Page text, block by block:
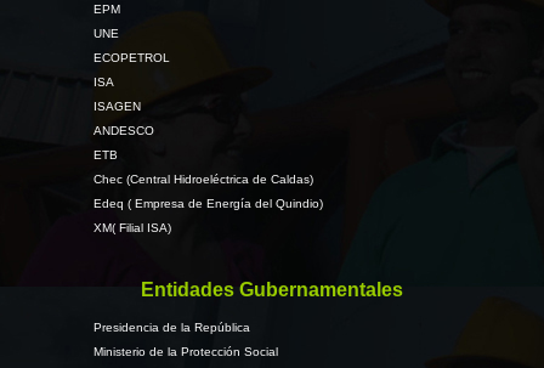
EPM
UNE
ECOPETROL
ISA
ISAGEN
ANDESCO
ETB
Chec (Central Hidroeléctrica de Caldas)
Edeq ( Empresa de Energía del Quindio)
XM( Filial ISA)
Entidades Gubernamentales
Presidencia de la República
Ministerio de la Protección Social